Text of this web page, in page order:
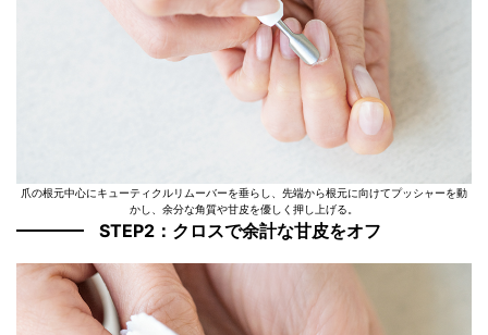
爪の根元中心にキューティクルリムーバーを垂らし、先端から根元に向けてプッシャーを動
かし、余分な角質や甘皮を優しく押し上げる。
STEP2：クロスで余計な甘皮をオフ